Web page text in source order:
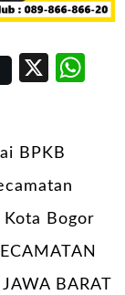
X
BPKB
Kota Bogor
BARAT